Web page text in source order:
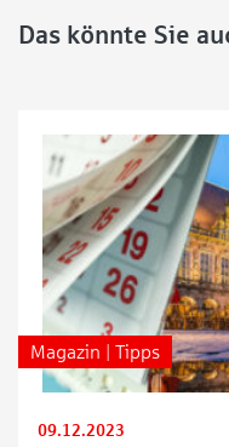
Das könnte Sie
Magazin | Tipps
09.12.2023